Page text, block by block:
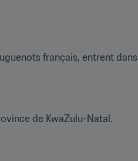
français, entrent
de KwaZulu-Natal.